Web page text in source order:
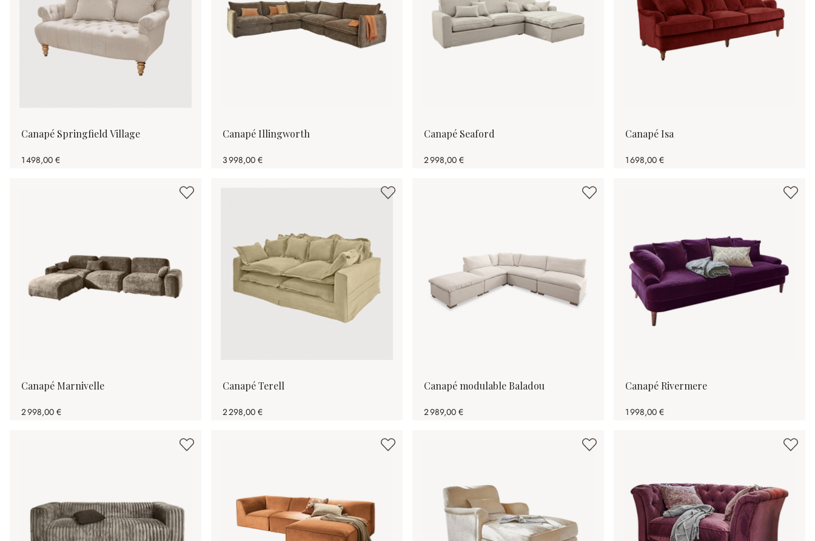
Canapé Springfield Village
1 498,00 €
Canapé Illingworth
3 998,00 €
Canapé Seaford
2 998,00 €
Canapé Isa
1 698,00 €
Canapé Marnivelle
2 998,00 €
Canapé Terell
2 298,00 €
Canapé modulable Baladou
2 989,00 €
Canapé Rivermere
1 998,00 €